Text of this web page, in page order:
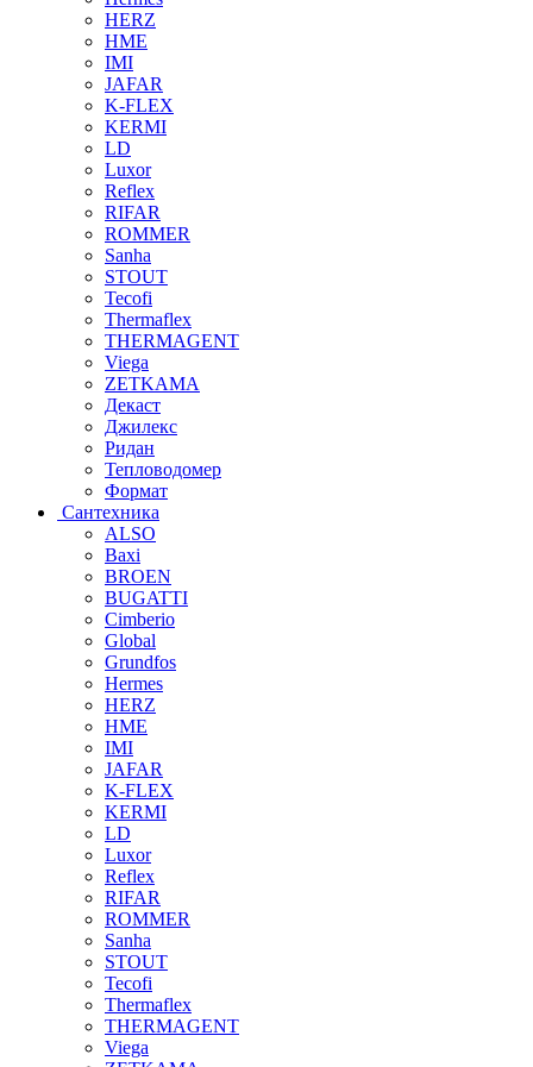
HERZ
HME
IMI
JAFAR
K-FLEX
KERMI
LD
Luxor
Reflex
RIFAR
ROMMER
Sanha
STOUT
Tecofi
Thermaflex
THERMAGENT
Viega
ZETKAMA
Декаст
Джилекс
Ридан
Тепловодомер
Формат
Сантехника
ALSO
Baxi
BROEN
BUGATTI
Cimberio
Global
Grundfos
Hermes
HERZ
HME
IMI
JAFAR
K-FLEX
KERMI
LD
Luxor
Reflex
RIFAR
ROMMER
Sanha
STOUT
Tecofi
Thermaflex
THERMAGENT
Viega